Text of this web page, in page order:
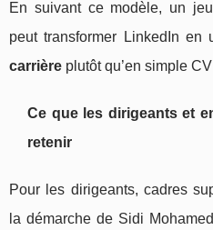
En suivant ce modèle, un
peut transformer LinkedIn en
carrière plutôt qu’en simple
Ce que les dirigeants et
retenir
Pour les dirigeants, cadres
la démarche de Sidi